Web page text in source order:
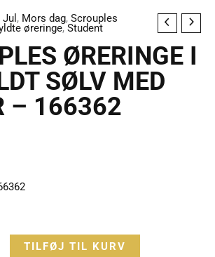
Jul , Mors dag, Scrouples
øreringe,Student
ØRERINGE I
SØLV MED
– 166362
TILFØJ TIL KURV